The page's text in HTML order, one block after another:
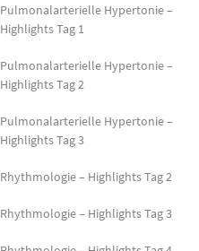
Pulmonalarterielle Hypertonie –
Highlights Tag 1
Pulmonalarterielle Hypertonie –
Highlights Tag 2
Pulmonalarterielle Hypertonie –
Highlights Tag 3
Rhythmologie – Highlights Tag 2
Rhythmologie – Highlights Tag 3